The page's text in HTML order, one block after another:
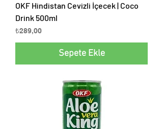
OKF Hindistan Cevizli İçecek | Coco
Drink 500ml
Fiyat
₺289,00
Sepete Ekle